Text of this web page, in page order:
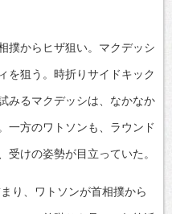
撲からヒザ狙い。マクデッシ
を狙う。時折りサイドキック
みるマクデッシは、なかなか
一方のワトソンも、ラウンド
けの姿勢が目立っていた。
り、ワトソンが首相撲から